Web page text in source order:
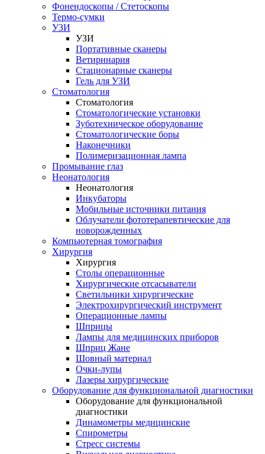
Фонендоскопы / Стетоскопы
Термо-сумки
УЗИ
УЗИ
Портативные сканеры
Ветиринария
Стационарные сканеры
Гель для УЗИ
Стоматология
Стоматология
Стоматологические установки
Зуботехническое оборудование
Стоматологические боры
Наконечники
Полимеризационная лампа
Промывание глаз
Неонатология
Неонатология
Инкубаторы
Мобильные источники питания
Облучатели фототерапевтические для
новорожденных
Компьютерная томография
Хирургия
Хирургия
Столы операционные
Хирургические отсасыватели
Светильники хирургические
Электрохирургический инструмент
Операционные лампы
Шприцы
Лампы для медицинских приборов
Шприц Жане
Шовный материал
Очки-лупы
Лазеры хирургические
Оборудование для функциональной диагностики
Оборудование для функциональной
диагностики
Динамометры медицинские
Спирометры
Стресс системы